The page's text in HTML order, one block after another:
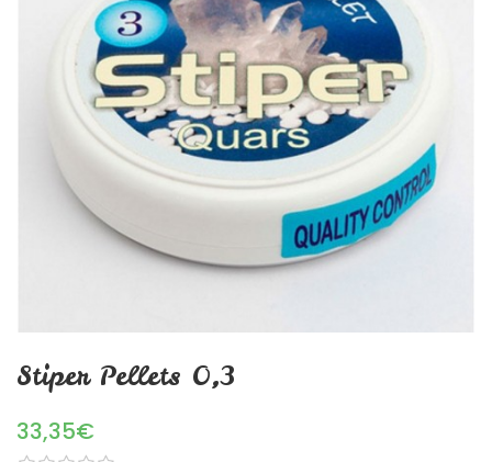
Stiper Pellets 0,3
33,35€